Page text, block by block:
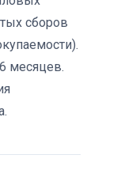
сборов
месяцев.